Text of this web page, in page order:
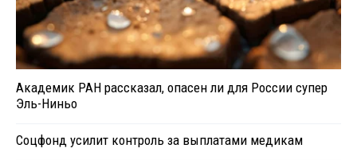
Академик РАН рассказал, опасен ли для России супер
Эль-Ниньо
Соцфонд усилит контроль за выплатами медикам